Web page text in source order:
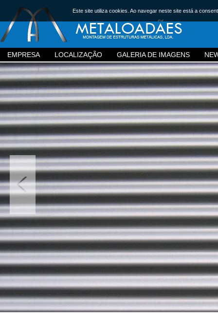
EMPRESA LOCALIZAÇÃO GALERIA DE IMAGENS
Este site utiliza cookies. Ao navegar neste site está a